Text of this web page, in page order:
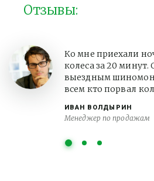
Отзывы:
ИВАН ВОЛДЫРИН
Менеджер по продажам
Ко мне приехали
колеса за 20 минут.
выездным
всем кто порвал